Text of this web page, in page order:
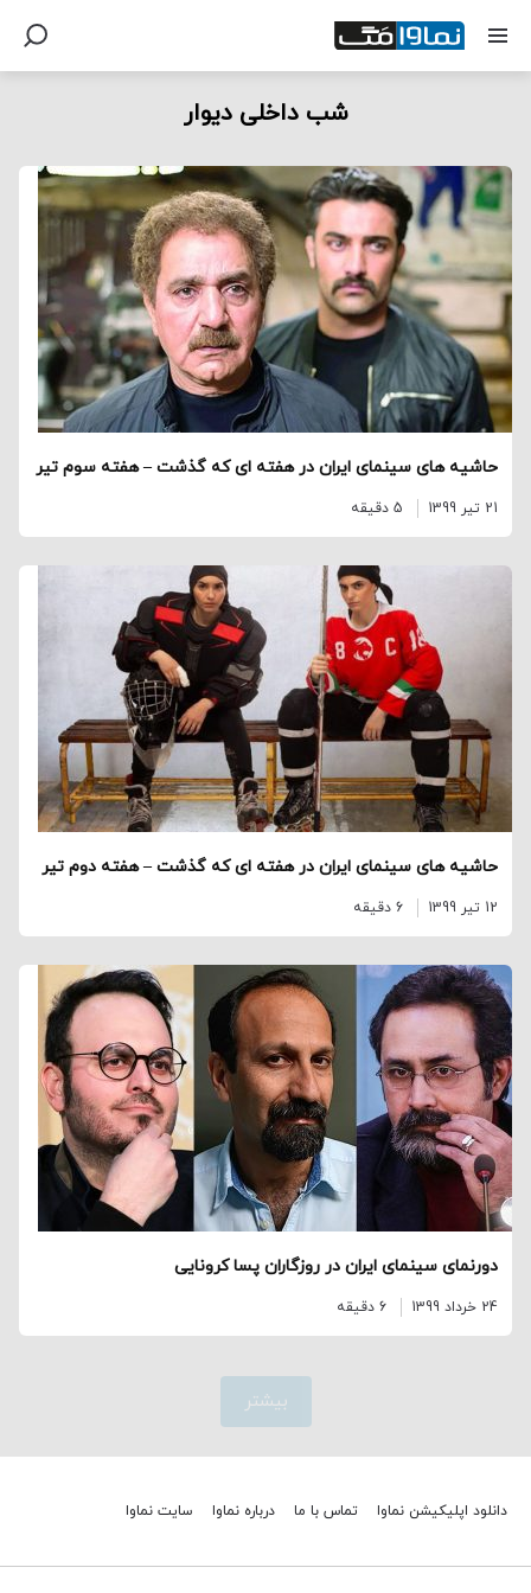
شب داخلی دیوار
حاشیه های سینمای ایران در هفته ای که گذشت – هفته سوم تیر
21 تیر 1399 5 دقیقه
حاشیه های سینمای ایران در هفته ای که گذشت – هفته دوم تیر
12 تیر 1399 6 دقیقه
دورنمای سینمای ایران در روزگاران پسا کرونایی
24 خرداد 1399 6 دقیقه
بیشتر
دانلود اپلیکیشن نماوا تماس با ما درباره نماوا سایت نماوا